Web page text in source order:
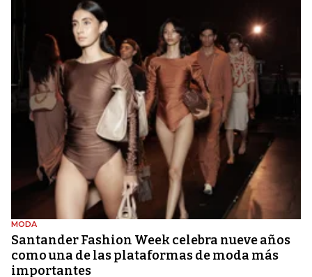
MODA
Santander Fashion Week celebra nueve años
como una de las plataformas de moda más
importantes